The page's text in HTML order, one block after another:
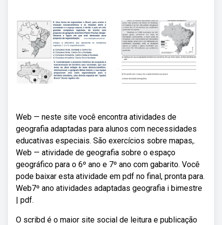
Web — neste site você encontra atividades de
geografia adaptadas para alunos com necessidades
educativas especiais. São exercícios sobre mapas,.
Web — atividade de geografia sobre o espaço
geográfico para o 6º ano e 7º ano com gabarito. Você
pode baixar esta atividade em pdf no final, pronta para.
Web7º ano atividades adaptadas geografia i bimestre
| pdf.
O scribd é o maior site social de leitura e publicação